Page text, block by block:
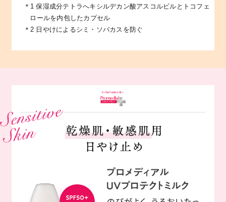
＊1 保湿成分テトラへキシルデカン酸アスコルビルとトコフェ
ロールを内包したカプセル
＊2 日やけによるシミ・ソバカスを防ぐ